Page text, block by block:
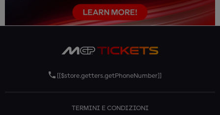
[[$store.getters.getPhoneNumber]]
TERMINI E CONDIZIONI